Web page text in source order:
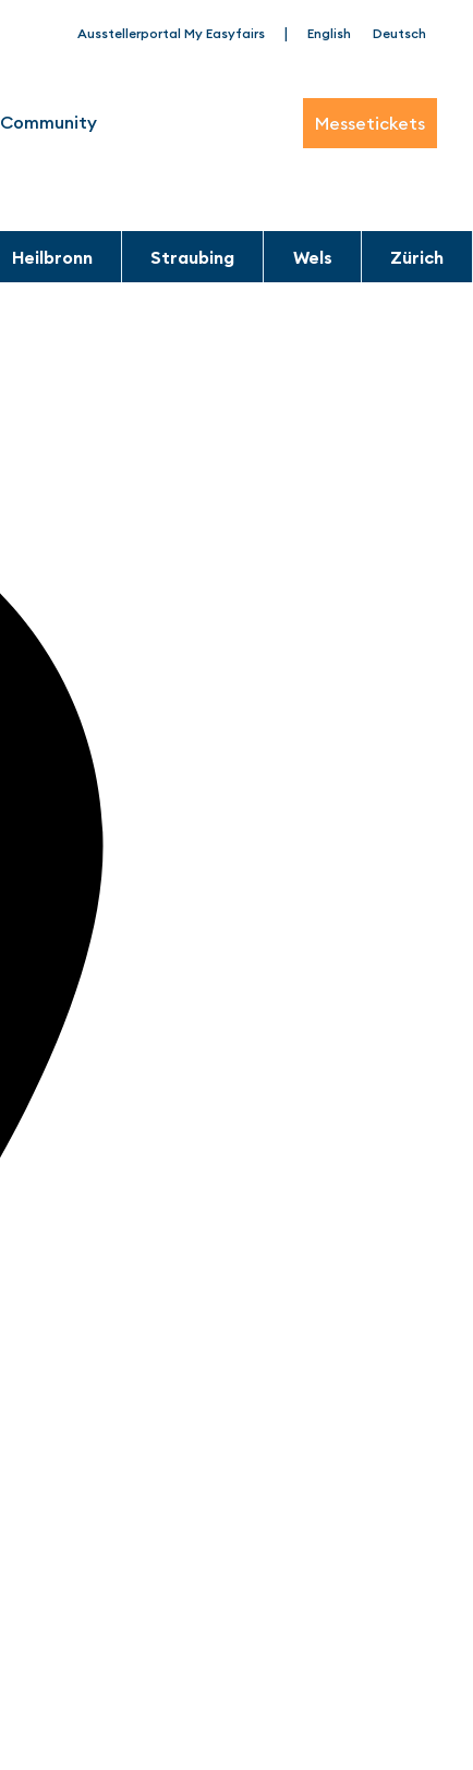
Ausstellerportal My Easyfairs | English Deutsch
Community Messetickets
Heilbronn Straubing Wels Zürich